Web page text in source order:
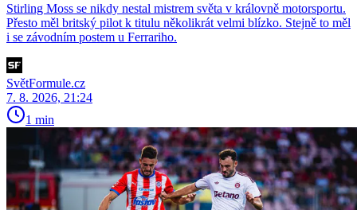
Stirling Moss se nikdy nestal mistrem světa v královně motorsportu.
Přesto měl britský pilot k titulu několikrát velmi blízko. Stejně to měl
i se závodním postem u Ferrariho.
SvětFormule.cz
7. 8. 2026, 21:24
1 min